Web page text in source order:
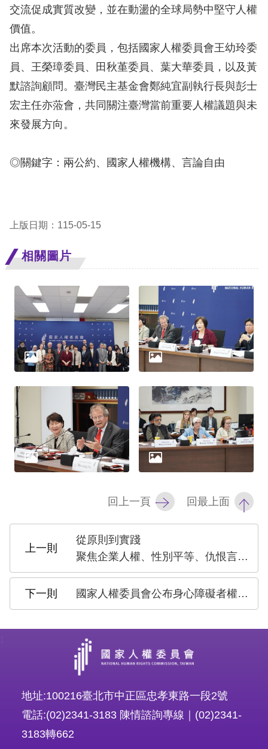
安
全
政
策
隱
私
保
府
資
料
開
宣
告
無
障
頁
交流促成實質改變，並在動盪的全球局勢中堅守人權
價值。
出席本次活動的委員，包括國家人權委員會王幼玲委
員、王榮璋委員、田秋堇委員、葉大華委員，以及黃
默諮詢顧問。臺灣民主基金會鄭純宜副執行長與彭士
宏主任亦蒞會，共同關注臺灣當前重要人權議題與未
來發展方向。
◎關鍵字：兩公約、國家人權機構、言論自由
上版日期：115-05-15
相關圖片
回上一頁 回最上面
從原則到實踐
聚焦企業人權、性別平等、仇恨言論與兒少權利
國家人權委員會公布身心障礙者權利公約（CRPD）第三次國家報告獨立評估意見，督促政府正視結構性問題，確保身心障礙者基本權利
地址:100216臺北市中正區忠孝東路一段2號
電話:(02)2341-3183 陳情諮詢專線｜(02)2341-
3183轉662